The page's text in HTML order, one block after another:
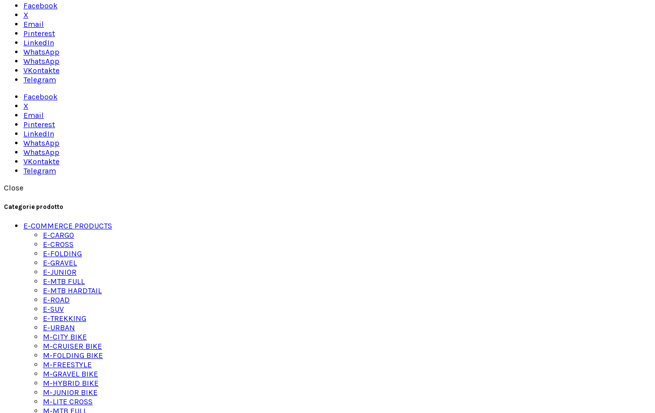
Facebook
X
Email
Pinterest
LinkedIn
WhatsApp
WhatsApp
VKontakte
Telegram
Facebook
X
Email
Pinterest
LinkedIn
WhatsApp
WhatsApp
VKontakte
Telegram
Close
Categorie prodotto
E-COMMERCE PRODUCTS
E-CARGO
E-CROSS
E-FOLDING
E-GRAVEL
E-JUNIOR
E-MTB FULL
E-MTB HARDTAIL
E-ROAD
E-SUV
E-TREKKING
E-URBAN
M-CITY BIKE
M-CRUISER BIKE
M-FOLDING BIKE
M-FREESTYLE
M-GRAVEL BIKE
M-HYBRID BIKE
M-JUNIOR BIKE
M-LITE CROSS
M-MTB FULL